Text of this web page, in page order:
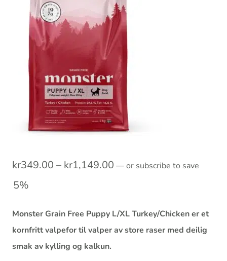
kr349.00 – kr1,149.00Prisområde:
kr1,149.00
—or subscribe to save
5%
Monster Grain Free Puppy L/XL Turkey/Chicken er et
kornfritt valpefor til valper av store raser med deilig
smak av kylling og kalkun.